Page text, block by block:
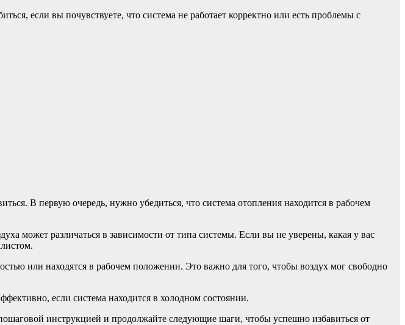
если вы почувствуете, что система не работает корректно или есть проблемы с
В первую очередь, нужно убедиться, что система отопления находится в рабочем
может различаться в зависимости от типа системы. Если вы не уверены, какая у вас
или находятся в рабочем положении. Это важно для того, чтобы воздух мог свободно
если система находится в холодном состоянии.
инструкцией и продолжайте следующие шаги, чтобы успешно избавиться от